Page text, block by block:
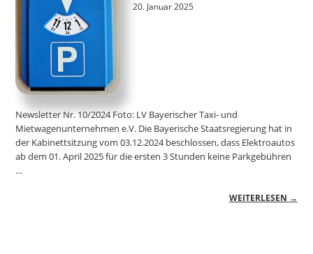
20. Januar 2025
Newsletter Nr. 10/2024 Foto: LV Bayerischer Taxi- und
Mietwagenunternehmen e.V. Die Bayerische Staatsregierung hat in
der Kabinettsitzung vom 03.12.2024 beschlossen, dass Elektroautos
ab dem 01. April 2025 für die ersten 3 Stunden keine Parkgebühren
…
WEITERLESEN →